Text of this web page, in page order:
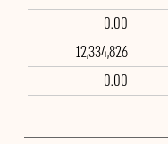
0.00
12,334,826
0.00